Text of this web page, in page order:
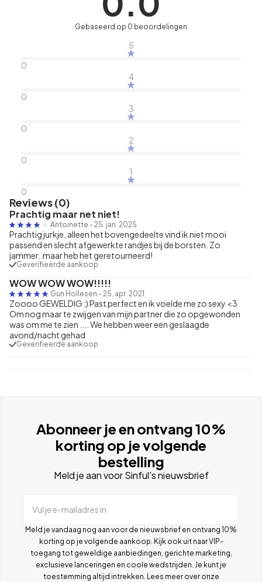
Gebaseerd op 0 beoordelingen
5
0
4
0
3
0
2
0
1
0
Reviews (0)
Prachtig maar net niet!
Antoinette - 25. jan. 2025
Prachtig jurkje, alleen het bovengedeelte vind ik niet mooi
passend en slecht afgewerkte randjes bij de borsten. Zo
jammer..maar heb het geretourneerd!
Geverifieerde aankoop
WOW WOW WOW!!!!!
Gun Hollesen - 25. apr. 2021
Zoooo GEWELDIG ;) Past perfect en ik voelde me zo sexy <3
Om nog maar te zwijgen van mijn partner die zo opgewonden
was om me te zien .... We hebben weer een geslaagde
avond/nacht gehad
Geverifieerde aankoop
Abonneer je en ontvang 10%
korting op je volgende
bestelling
Meld je aan voor Sinful's nieuwsbrief
Vul je e-mailadres in
Meld je vandaag nog aan voor de nieuwsbrief en ontvang 10%
korting op je volgende aankoop. Kijk ook uit naar VIP-
toegang tot geweldige aanbiedingen, gerichte marketing,
exclusieve lanceringen en coole wedstrijden. Je kunt je
toestemming altijd intrekken. Lees meer over onze